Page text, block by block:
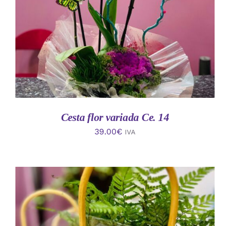
DETALLES
Cesta flor variada Ce. 14
39.00€ IVA